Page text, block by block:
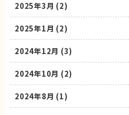
2025年3月 (2)
2025年1月 (2)
2024年12月 (3)
2024年10月 (2)
2024年8月 (1)